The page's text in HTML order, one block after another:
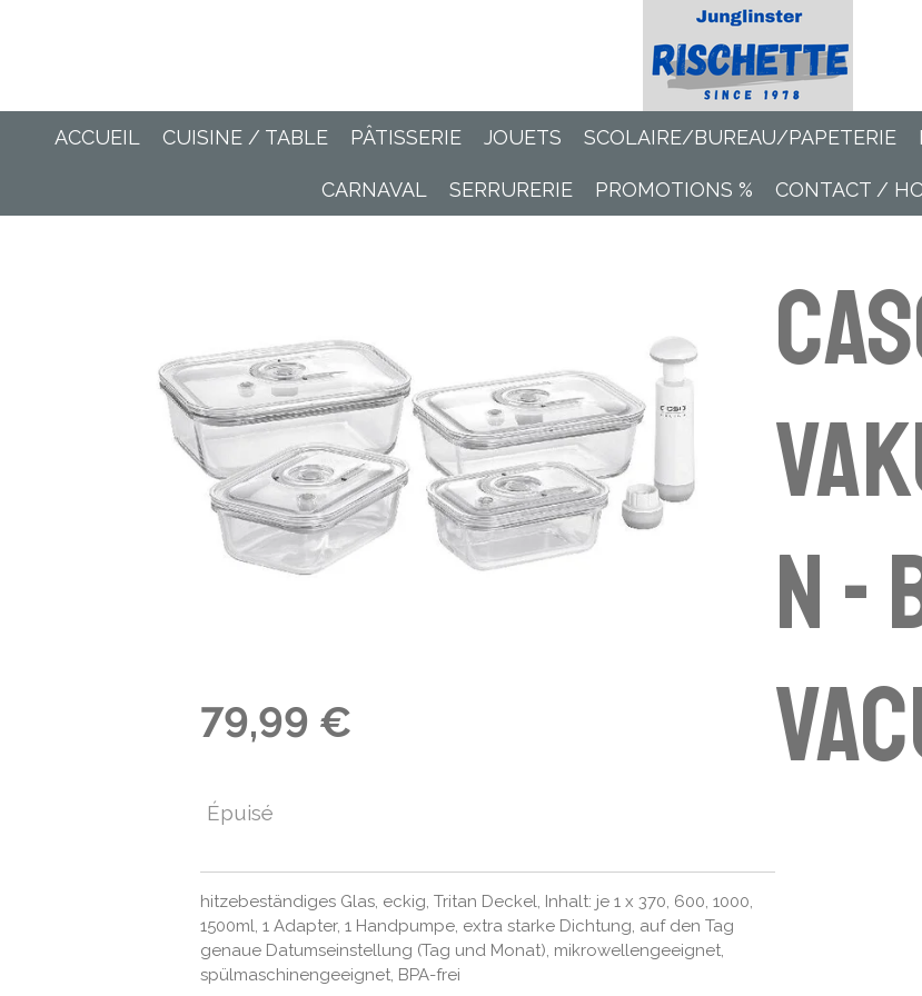
ACCUEIL CUISINE / TABLE PÂTISSERIE JOUETS SCOLAIRE/BUREAU/PAPETERIE
CARNAVAL SERRURERIE PROMOTIONS % CONTACT /
n -
79,99 €
Épuisé
hitzebeständiges Glas, eckig, Tritan Deckel, Inhalt: je 1 x 370, 600, 1000,
1500ml, 1 Adapter, 1 Handpumpe, extra starke Dichtung, auf den Tag
genaue Datumseinstellung (Tag und Monat), mikrowellengeeignet,
spülmaschinengeeignet, BPA-frei